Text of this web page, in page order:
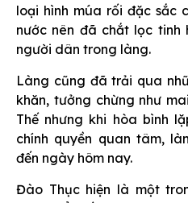
loại hình múa rối đặc sắc
nước nên đã chắt lọc
người dân trong làng.
Làng cũng đã trải qua
khăn, tưởng chừng như
Thế nhưng khi hòa bình
chính quyền quan tâm,
đến ngày hôm nay.
Đào Thục hiện là một